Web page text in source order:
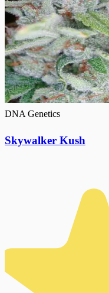
DNA Genetics
Skywalker Kush